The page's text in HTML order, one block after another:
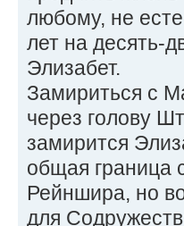
любому, не
лет на десять-
Элизабет.
Замириться с
через голову
замирится
общая граница
Рейншира, но
для